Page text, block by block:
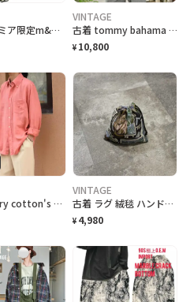
70s プレミア限定m&m特注 レザータグ、大人 スイッチ ハーフパンツ w34
VINTAGE
古着 tommy bahama マルチストライプ 半袖シャツ シルクシャツ 黄緑
¥ 10,800
古着 Henry cotton's リネンシャツ ボタンダウンシャツ BDシャツ
VINTAGE
古着 ラグ 絨毯 ハンドメイド 巾着 ゴルフ柄 リメイク
¥ 4,980